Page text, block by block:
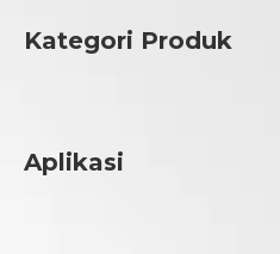
Kategori Produk
Aplikasi